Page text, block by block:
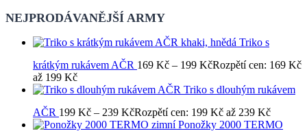
NEJPRODÁVANĚJŠÍ ARMY
Triko s
krátkým rukávem AČR 169 Kč – 199 KčRozpětí cen: 169 Kč
až 199 Kč
Triko s dlouhým rukávem
AČR 199 Kč – 239 KčRozpětí cen: 199 Kč až 239 Kč
Ponožky 2000 TERMO